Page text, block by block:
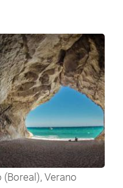
Verano